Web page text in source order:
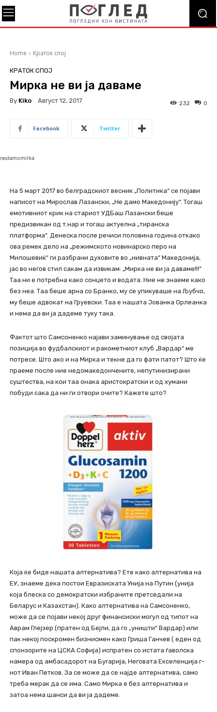
Home Краток спој
КРАТОК СПОЈ
Мирка не ви ја даваме
By Kiko Август 12, 2017 0
232
Facebook Twitter
nedamomirka
На 5 март 2017 во белградскиот весник „Политика“ се појави
написот на Мирослав Лазански, „Не дамо Македонију“. Тогаш
емотивниот крик на стариот УДБаш Лазански беше
предизвикан од т.нар и тогаш актуелна „тиранска
платформа“. Денеска после речиси половина година откако
ова ремек дело на „режимското новинарско перо на
Милошевиќ“ ги разбрани духовите во „нивната“ Македонија,
јас во негов стил сакам да извикам: „Мирка не ви ја даваме!!!“
Таа ни е потребна како сонцето и водата. Ние не знаеме како
без неа. Таа беше арна со Бранко, му се упикуваше на Љубчо,
му беше адвокат на Груевски. Таа е нашата Јованка Орлеанка
и нема да ви ја дадеме туку така.
Фактот што Самсоненко најави заминување од својата
позиција во фудбалскиот и ракометниот клуб „Вардар“ ме
потресе. Што ако и на Мирка и текне да го фати патот? Што ќе
праеме после ние недомакедончените, непутинизирани
суштества, на кои таа онака аристократски и од хумани
побуди сака да ни ги отвори очите? Кажете што?
Која ќе биде нашата алтернатива? Ете како алтернатива на
ЕУ, знаеме дека постои Евразиската Унија на Путин (унија
која блеска со демократски избраните претседали на
Беларус и Казахстан). Како алтернатива на Самсоненко,
може да се појави некој друг финансиски могул од типот на
Аврам Глејзер (пратен од Бејли, да го „уништи“ Вардар) или
пак некој поскромен бизнисмен како Гриша Ганчев ( еден од
спонзорите на ЦСКА Софија) испратен со истата ѓаволска
намера од амбасадорот на Бугарија, Неговата Екселенција г-
нот Иван Петков. За се може да се најде алтернатива, само
треба мерак да се има. Само Мирка е без алтернатива и
затоа нема шанси да ви ја дадеме.